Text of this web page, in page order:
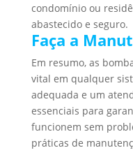
condomínio ou
abastecido e seguro.
Faça a
Em resumo, as
vital em qualquer
adequada e um
essenciais para
funcionem sem
práticas de